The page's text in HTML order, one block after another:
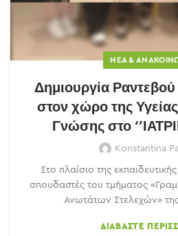
ΝΈΑ &
Δημιουργία
στον χώρο της
Γνώσης στο
Konstantina
Στο πλαίσιο της
σπουδαστές του τμήματος
Ανωτάτων Στελεχών»
ΔΙΑΒΆΣΤΕ